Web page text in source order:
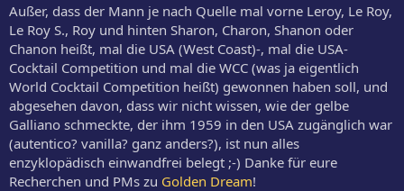
Außer, dass der Mann je nach Quelle mal vorne Leroy, Le Roy,
Le Roy S., Roy und hinten Sharon, Charon, Shanon oder
Chanon heißt, mal die USA (West Coast)-, mal die USA-
Cocktail Competition und mal die WCC (was ja eigentlich
World Cocktail Competition heißt) gewonnen haben soll, und
abgesehen davon, dass wir nicht wissen, wie der gelbe
Galliano schmeckte, der ihm 1959 in den USA zugänglich war
(autentico? vanilla? ganz anders?), ist nun alles
enzyklopädisch einwandfrei belegt ;-) Danke für eure
Recherchen und PMs zu Golden Dream!